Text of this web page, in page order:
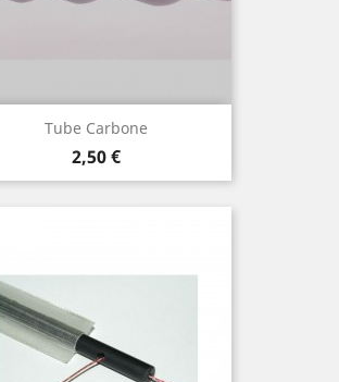
Tube Carbone
Prix
2,50 €